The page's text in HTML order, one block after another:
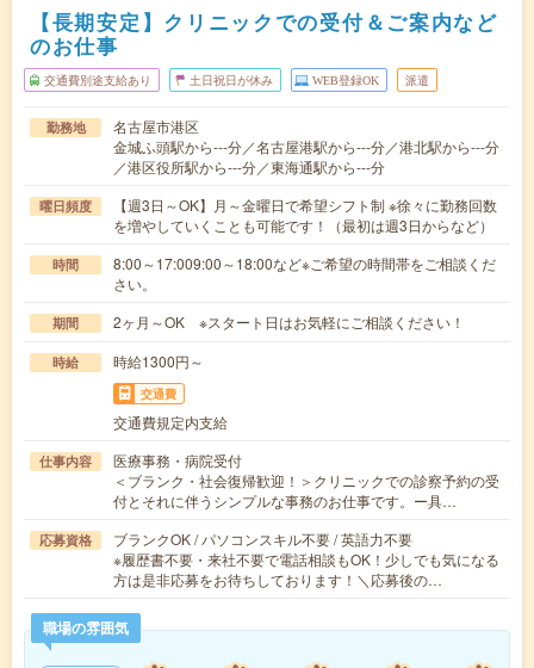
【長期安定】クリニックでの受付＆ご案内など
のお仕事
交通費別途支給あり 土日祝日が休み WEB登録OK 派遣
勤務地
名古屋市港区
金城ふ頭駅から---分／名古屋港駅から---分／港北駅から---分
／港区役所駅から---分／東海通駅から---分
曜日頻度
【週3日～OK】月～金曜日で希望シフト制 ※徐々に勤務回数
を増やしていくことも可能です！（最初は週3日からなど）
時間
8:00～17:009:00～18:00など※ご希望の時間帯をご相談くだ
さい。
期間 2ヶ月～OK ※スタート日はお気軽にご相談ください！
時給 時給1300円～
交通費
交通費規定内支給
仕事内容
医療事務・病院受付
＜ブランク・社会復帰歓迎！＞クリニックでの診察予約の受
付とそれに伴うシンプルな事務のお仕事です。ー具…
応募資格
ブランクOK / パソコンスキル不要 / 英語力不要
※履歴書不要・来社不要で電話相談もOK！少しでも気になる
方は是非応募をお待ちしております！＼応募後の…
職場の雰囲気